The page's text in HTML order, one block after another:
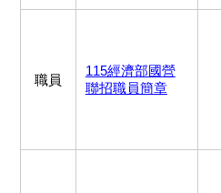
職員
115經濟部國營
聯招職員簡章